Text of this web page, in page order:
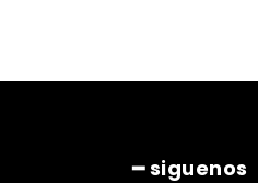
━ siguenos